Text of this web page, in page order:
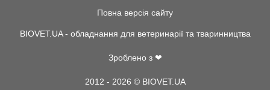
Повна версія сайту
BIOVET.UA - обладнання для ветеринарії та тваринництва
Зроблено з ❤
2012 - 2026 © BIOVET.UA